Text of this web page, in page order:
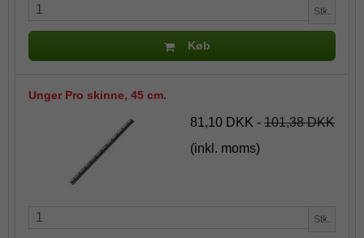
Stk.
Køb
Unger Pro skinne, 45 cm.
81,10 DKK - 101,38 DKK
(inkl. moms)
Stk.